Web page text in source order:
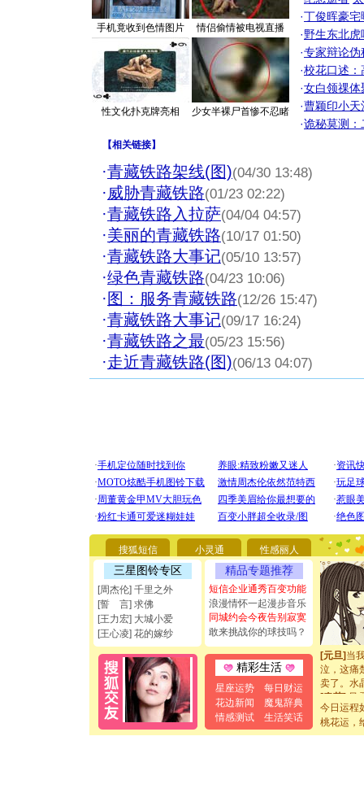
手机竟收到色情图片 情侣偷情被电视直播
性文化扑克牌亮相 少女半裸尸首惨不忍睹
·丁俊晖豪
·野生东北
·专家辩论伪
·校花口述：
·女白领祼体
·曹颖印小天
·诡秘莫测：
【相关链接】
·青藏铁路架线(图)(04/30 13:48)
·威胁青藏铁路(01/23 02:22)
·青藏铁路入拉萨(04/04 04:57)
·美丽的青藏铁路(10/17 01:50)
·青藏铁路大事记(05/10 13:57)
·绿色青藏铁路(04/23 10:06)
· 图：服务青藏铁路(12/26 15:47)
·青藏铁路大事记(09/17 16:24)
·青藏铁路之最(05/23 15:56)
·走近青藏铁路(图)(06/13 04:07)
搜狐短信 小灵通 性感丽人
三星图铃专区
[周杰伦] 千里之外
[誓 言] 求佛
[王力宏] 大城小爱
[王心凌] 花的嫁纱
精品专题推荐
短信企业通秀百变功能
浪漫情怀一起漫步音乐
同城约会今夜告别寂寞
敢来挑战你的球技吗？
精彩生活
星座运势
每日财运
花边新闻
魔鬼辞典
情感测试
生活笑话
你太多
要平安
[圣诞节]
能正大
都要快乐
[圣诞节]
如意,快
[元旦]看
断电。爱
你是我专
[元旦]如
起；二是
离。水晶
[元旦]当
泣，这痛
卖了。水
[春节] 风
颜！冬去
道一声平
[春节]传
今日运程
桃花运，